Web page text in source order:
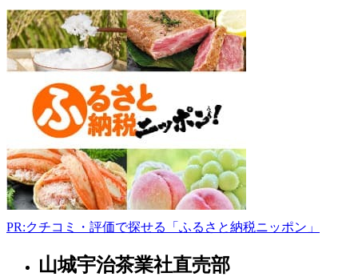
府
京
丹
後
市
永
留
344-
1
090-
8881-
PR:クチコミ・評価で探せる「ふるさと納税ニッポン」
京
山城宇治茶業社直売部